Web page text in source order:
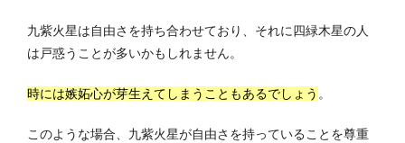
九紫火星は自由さを持ち合わせており、それに四緑木星の人
は戸惑うことが多いかもしれません。
時には嫉妬心が芽生えてしまうこともあるでしょう 。
このような場合、九紫火星が自由さを持っていることを尊重